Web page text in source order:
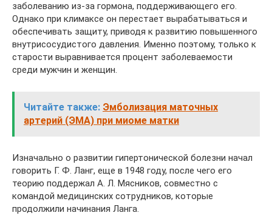
заболеванию из-за гормона, поддерживающего его.
Однако при климаксе он перестает вырабатываться и
обеспечивать защиту, приводя к развитию повышенного
внутрисосудистого давления. Именно поэтому, только к
старости выравнивается процент заболеваемости
среди мужчин и женщин.
Читайте также: Эмболизация маточных
артерий (ЭМА) при миоме матки
Изначально о развитии гипертонической болезни начал
говорить Г. Ф. Ланг, еще в 1948 году, после чего его
теорию поддержал А. Л. Мясников, совместно с
командой медицинских сотрудников, которые
продолжили начинания Ланга.